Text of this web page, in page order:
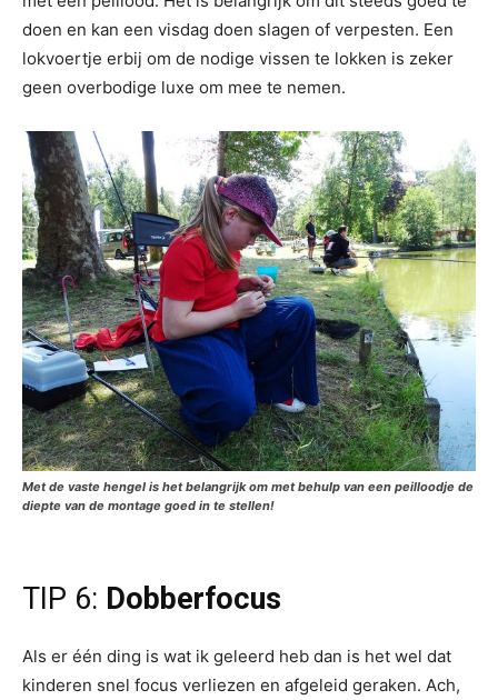
doen en kan een visdag doen slagen of verpesten. Een
lokvoertje erbij om de nodige vissen te lokken is zeker
geen overbodige luxe om mee te nemen.
Met de vaste hengel is het belangrijk om met behulp van een peilloodje de
diepte van de montage goed in te stellen!
TIP 6: Dobberfocus
Als er één ding is wat ik geleerd heb dan is het wel dat
kinderen snel focus verliezen en afgeleid geraken. Ach,